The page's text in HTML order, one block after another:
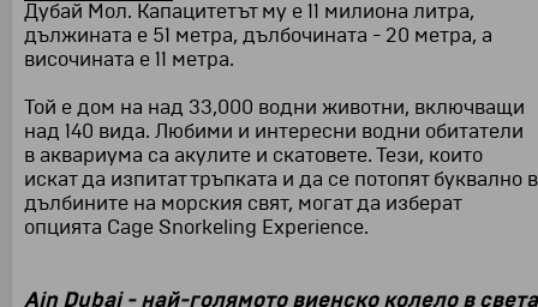
Дубай Мол. Капацитетът му е 11 милиона литра,
дължината е 51 метра, дълбочината - 20 метра, а
височината е 11 метра.
Той е дом на над 33,000 водни животни, включващи
над 140 вида. Любими и интересни водни обитатели
в аквариума са акулите и скатовете. Тези, които
искат да изпитат тръпката и да се потопят буквално в
дълбините на морския свят, могат да изберат
опцията Cage Snorkeling Experience.
Ain Dubai - най-голямото виенско колело в света